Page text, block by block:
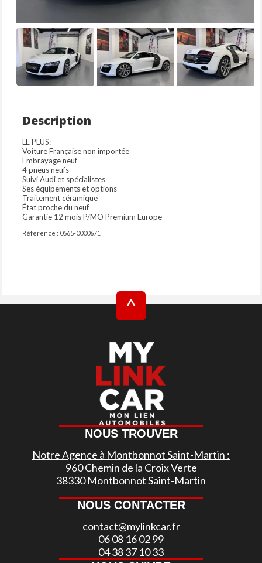
Description
LE PLUS:
Voiture Française non importée
Embrayage neuf
4 pneus neufs
Suivi Audi et spécialistes
Ses équipements et options
Traitement céramique
État proche du neuf
Garantie 12 mois P/MO Premium Europe
Référence : 0565-0000671
^
NOUS TROUVER
Notre Agence à Montbonnot Saint-Martin :
960 Chemin de la Croix Verte
38330 Montbonnot Saint-Martin
NOUS CONTACTER
contact@mylinkcar.fr
06 08 16 02 99
04 38 37 10 33